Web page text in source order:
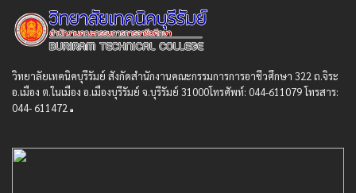
วิทยาลัยเทคนิคบุรีรัมย์ สังกัดสํานักงานคณะกรรมการการอาชีวศึกษา 322 ถ.จิระ
อ.เมือง ต.ในเมือง อ.เมืองบุรีรัมย์ จ.บุรีรัมย์ 31000โทรศัพท์: 044-611079 โทรสาร:
044- 611472